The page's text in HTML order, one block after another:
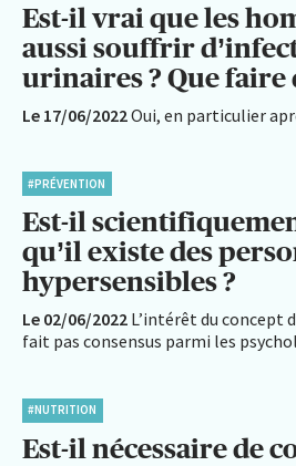
Est-il vrai que les
aussi souffrir
urinaires ? Que faire
Le 17/06/2022Oui, en particulier
#PRÉVENTION
Est-il
qu’il existe des
hypersensibles ?
Le 02/06/2022 L’intérêt du concept
fait pas consensus parmi les
#NUTRITION
Est-il nécessaire de